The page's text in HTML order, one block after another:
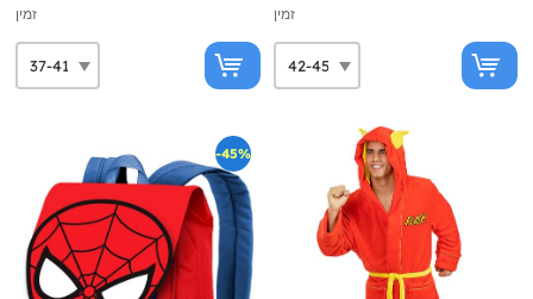
זמין זמין
-45%